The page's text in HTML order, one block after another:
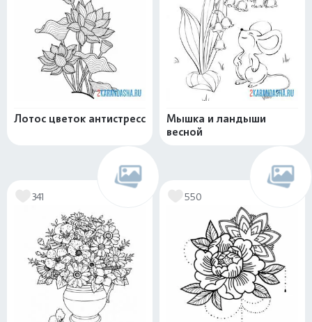
Лотос цветок антистресс
Мышка и ландыши
весной
341 550